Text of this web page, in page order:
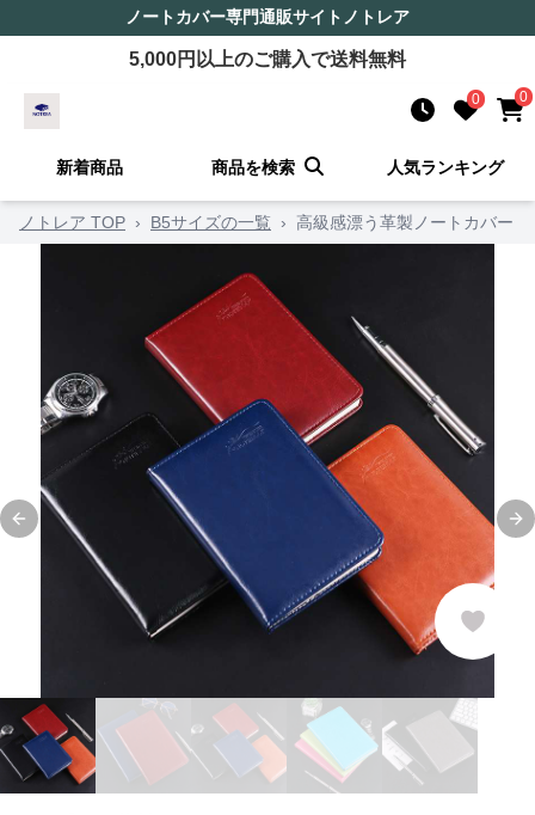
ノートカバー専門通販サイト ノトレア
5,000円以上のご購入で送料無料
0 0
新着商品 商品を検索 人気ランキング
ノトレア TOP › B5サイズの一覧 › 高級感漂う革製ノートカバー
Previous slide